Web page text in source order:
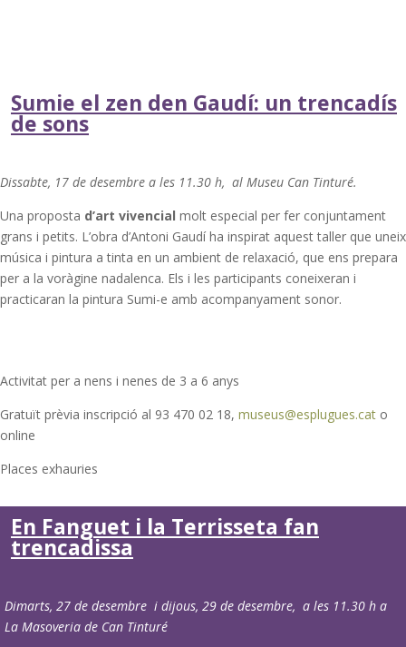
Sumie el zen den Gaudí: un trencadís
de sons
Dissabte, 17 de desembre a les 11.30 h, al Museu Can Tinturé.
Una proposta d’art vivencial molt especial per fer conjuntament
grans i petits. L’obra d’Antoni Gaudí ha inspirat aquest taller que uneix
música i pintura a tinta en un ambient de relaxació, que ens prepara
per a la voràgine nadalenca. Els i les participants coneixeran i
practicaran la pintura Sumi-e amb acompanyament sonor.
Activitat per a nens i nenes de 3 a 6 anys
Gratuït prèvia inscripció al 93 470 02 18, museus@esplugues.cat o
online
Places exhauries
En Fanguet i la Terrisseta fan
trencadissa
Dimarts, 27 de desembre i dijous, 29 de desembre, a les 11.30 h a
La Masoveria de Can Tinturé